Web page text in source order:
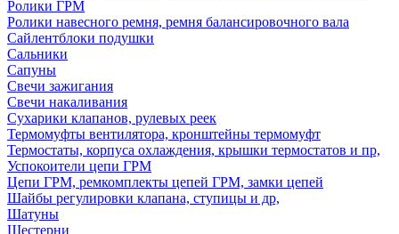
Ролики ГРМ
Ролики навесного ремня, ремня балансировочного вала
Сайлентблоки подушки
Сальники
Сапуны
Свечи зажигания
Свечи накаливания
Сухарики клапанов, рулевых реек
Термомуфты вентилятора, кронштейны термомуфт
Термостаты, корпуса охлаждения, крышки термостатов и пр,
Успокоители цепи ГРМ
Цепи ГРМ, ремкомплекты цепей ГРМ, замки цепей
Шайбы регулировки клапана, ступицы и др,
Шатуны
Шестерни